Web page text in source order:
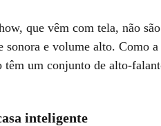
que vêm com tela, não
sonora e volume alto. Como a
têm um conjunto de alto-
inteligente